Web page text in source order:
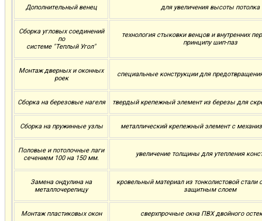
Дополнительный венец для увеличения высоты потолка
Сборка угловых соединений
по
системе "Теплый Угол"
технология стыковки венцов и внутренних
принципу шип-паз
Монтаж дверных и оконных
роек
специальные конструкции для
Сборка на березовые нагеля твердый крепежный элемент из березы для
Сборка на пружинные узлы металлический крепежный элемент с
Половые и потолочные лаги
сечением 100 на 150 мм.
увеличение толщины для утепления
Замена ондулина на
металлочерепицу
кровельный материал из тонколистовой
защитным слоем
Монтаж пластиковых окон сверхпрочные окна ПВХ двойного